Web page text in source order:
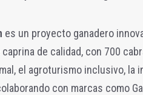
es un proyecto ganadero
de calidad, con 700
el agroturismo inclusivo, la
con marcas como